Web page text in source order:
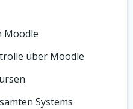
Moodle
über Moodle
Systems